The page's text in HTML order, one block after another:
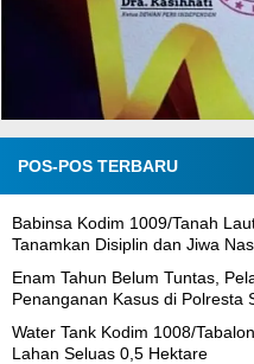
POS-POS TERBARU
Babinsa Kodim 1009/Tanah
Tanamkan Disiplin dan Jiwa
Enam Tahun Belum Tuntas,
Penanganan Kasus di Polresta
Water Tank Kodim 1008/
Lahan Seluas 0,5 Hektare